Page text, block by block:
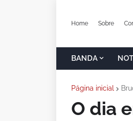
Home Sobre
BANDA
Página inicial
O dia